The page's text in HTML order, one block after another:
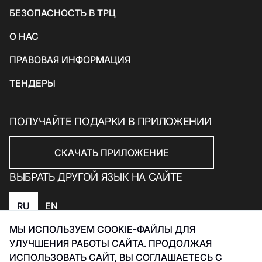
МЫ ИСПОЛЬЗУЕМ COOKIE-ФАЙЛЫ ДЛЯ
УЛУЧШЕНИЯ РАБОТЫ САЙТА. ПРОДОЛЖАЯ
ИСПОЛЬЗОВАТЬ САЙТ, ВЫ СОГЛАШАЕТЕСЬ С
Электроника, книги и бытовая техника
Товары для дома
Подарки и сувениры
БЕЗОПАСНОСТЬ В ТРЦ
О НАС
ПРАВОВАЯ ИНФОРМАЦИЯ
ТЕНДЕРЫ
ПОЛУЧАЙТЕ ПОДАРКИ В ПРИЛОЖЕНИИ
СКАЧАТЬ ПРИЛОЖЕНИЕ
ВЫБРАТЬ ДРУГОЙ ЯЗЫК НА САЙТЕ
RU EN
Политика конфиденциальности
Политика обработки данных Smart Captcha